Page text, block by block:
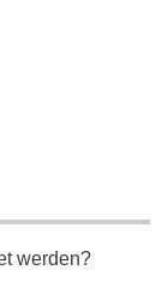
werden?